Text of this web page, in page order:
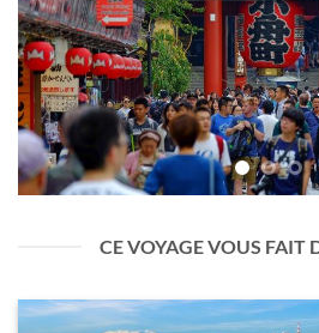
CE VOYAGE VOUS FAIT